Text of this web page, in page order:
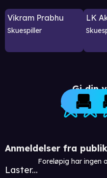
Vikram Prabhu
Skuespiller
LK
Gi din
Anmeldelser fra
Laster...
Foreløpig har ingen